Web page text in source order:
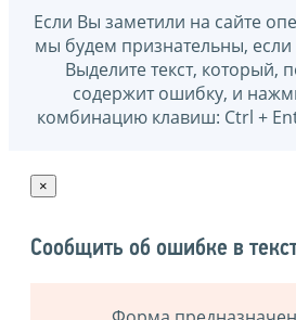
Если Вы заметили на сайте
мы будем признательны,
Выделите текст,
содержит ошибку, и
комбинацию клавиш: Ctrl +
×
Сообщить об ошибке в